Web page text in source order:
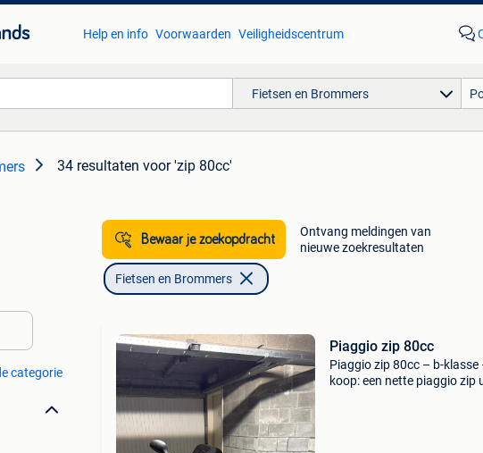
Help en info Voorwaarden Veiligheidscentrum
Fietsen en Brommers
34 resultaten voor 'zip 80cc'
categorie
Bewaar je zoekopdracht
Ontvang meldingen van
nieuwe zoekresultaten
Fietsen en Brommers
Piaggio zip 80cc
Piaggio zip 80cc – b-
koop: een nette piaggio zip